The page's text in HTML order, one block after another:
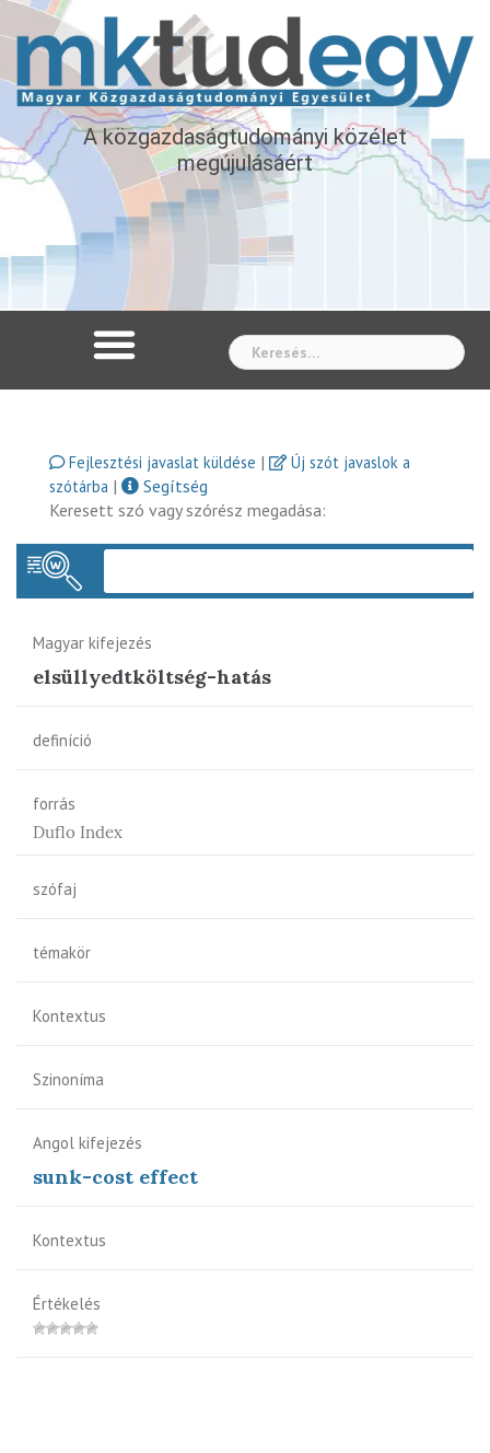
A közgazdaságtudományi közélet
megújulásáért
Fejlesztési javaslat küldése |
Új szót javaslok a
szótárba |
Segítség
Keresett szó vagy szórész megadása:
Magyar kifejezés
elsüllyedtköltség-hatás
definíció
forrás
Duflo Index
szófaj
témakör
Kontextus
Szinoníma
Angol kifejezés
sunk-cost effect
Kontextus
Értékelés